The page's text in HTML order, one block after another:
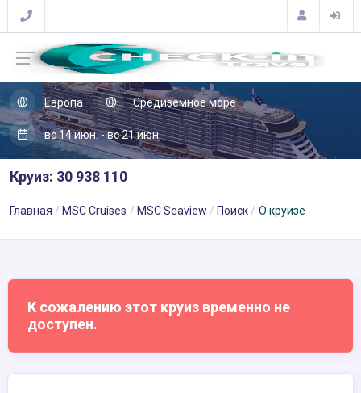
Европа Средиземное море
вс 14 июн. - вс 21 июн.
Круиз: 30 938 110
Главная MSC Cruises MSC Seaview Поиск О круизе
К сожалению этот круиз временно не
доступен.